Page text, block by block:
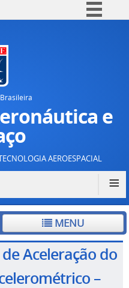
Canais
e
AEROESPACIAL
≡
MENU
de Aceleração do
–